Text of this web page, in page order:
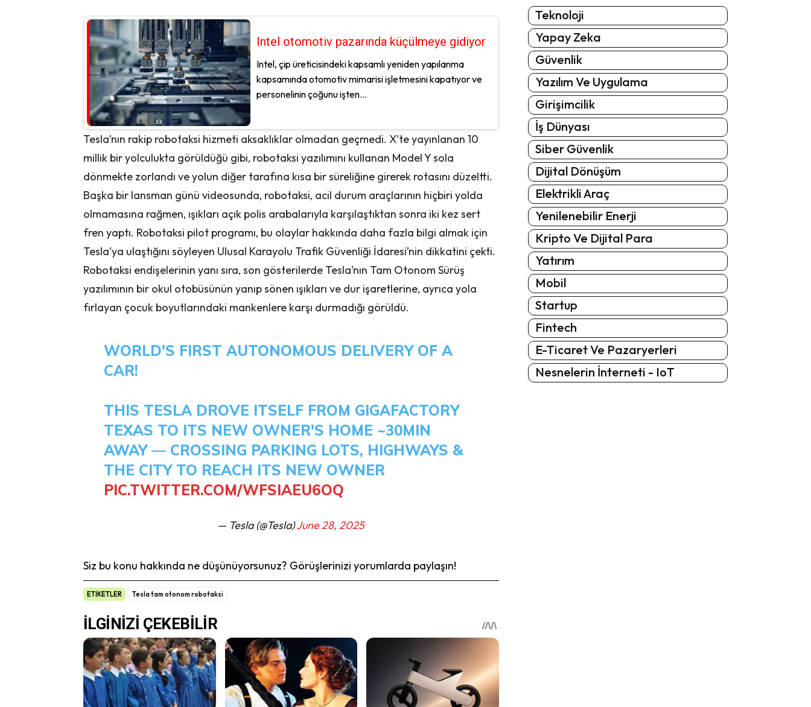
Intel otomotiv pazarında küçülmeye gidiyor
Intel, çip üreticisindeki kapsamlı yeniden yapılanma
kapsamında otomotiv mimarisi işletmesini kapatıyor ve
personelinin çoğunu işten...
Tesla’nın rakip robotaksi hizmeti aksaklıklar olmadan geçmedi. X’te yayınlanan 10
millik bir yolculukta görüldüğü gibi, robotaksi yazılımını kullanan Model Y sola
dönmekte zorlandı ve yolun diğer tarafına kısa bir süreliğine girerek rotasını düzeltti.
Başka bir lansman günü videosunda, robotaksi, acil durum araçlarının hiçbiri yolda
olmamasına rağmen, ışıkları açık polis arabalarıyla karşılaştıktan sonra iki kez sert
fren yaptı. Robotaksi pilot programı, bu olaylar hakkında daha fazla bilgi almak için
Tesla’ya ulaştığını söyleyen Ulusal Karayolu Trafik Güvenliği İdaresi’nin dikkatini çekti.
Robotaksi endişelerinin yanı sıra, son gösterilerde Tesla’nın Tam Otonom Sürüş
yazılımının bir okul otobüsünün yanıp sönen ışıkları ve dur işaretlerine, ayrıca yola
fırlayan çocuk boyutlarındaki mankenlere karşı durmadığı görüldü.
WORLD'S FIRST AUTONOMOUS DELIVERY OF A
CAR!
THIS TESLA DROVE ITSELF FROM GIGAFACTORY
TEXAS TO ITS NEW OWNER'S HOME ~30MIN
AWAY — CROSSING PARKING LOTS, HIGHWAYS &
THE CITY TO REACH ITS NEW OWNER
PIC.TWITTER.COM/WFSIAEU6OQ
— Tesla (@Tesla)June 28, 2025
Siz bu konu hakkında ne düşünüyorsunuz? Görüşlerinizi yorumlarda paylaşın!
ETİKETLER Tesla tam otonom robotaksi
Teknoloji
Yapay Zeka
Güvenlik
Yazılım Ve Uygulama
Girişimcilik
İş Dünyası
Siber Güvenlik
Dijital Dönüşüm
Elektrikli Araç
Yenilenebilir Enerji
Kripto Ve Dijital Para
Yatırım
Mobil
Startup
Fintech
E-Ticaret Ve Pazaryerleri
Nesnelerin İnterneti - IoT